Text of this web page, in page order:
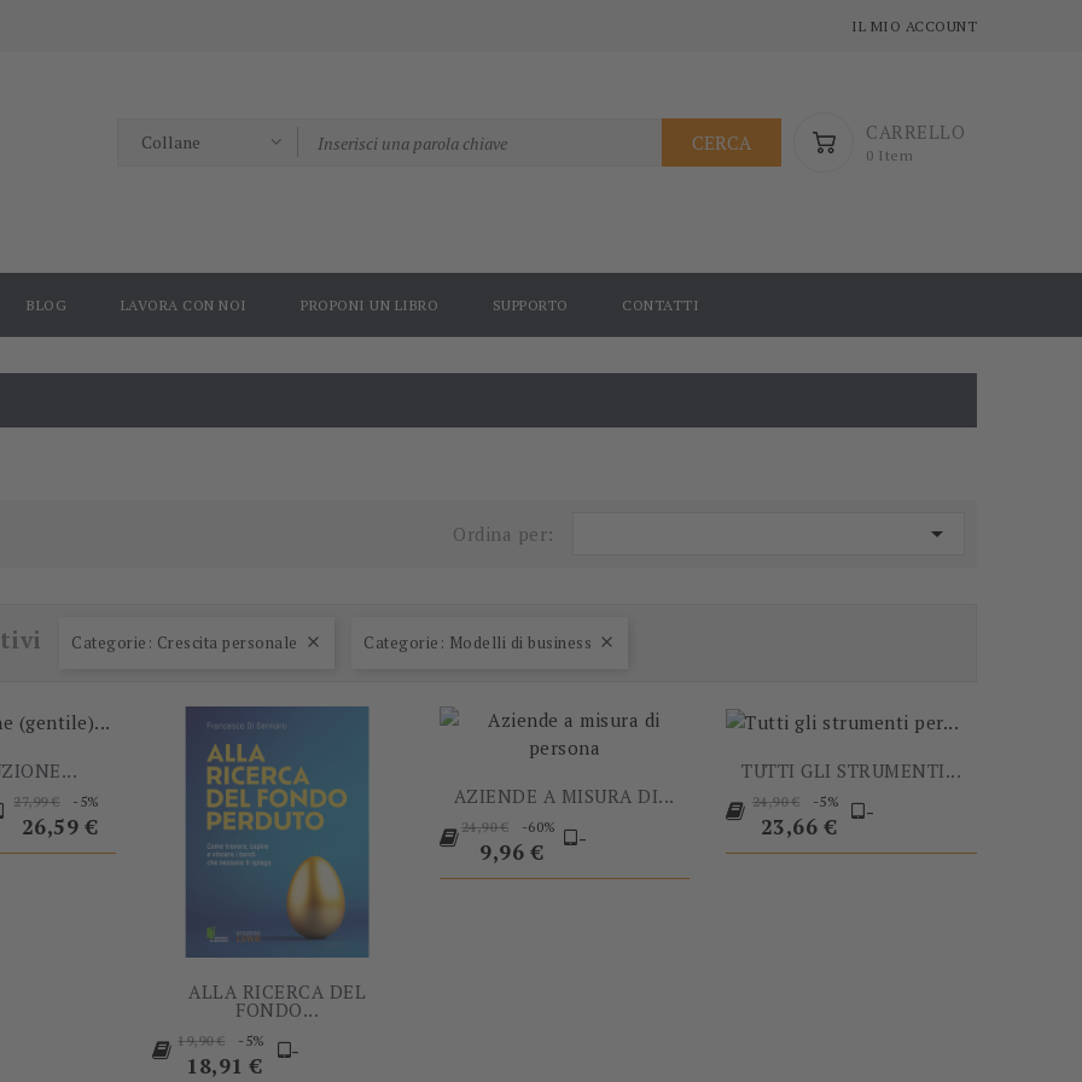
IL MIO ACCOUNT
CARRELLO
0 Item
CERCA
BLOG LAVORA CON NOI PROPONI UN LIBRO SUPPORTO CONTATTI
Ordina per: 
Categorie: Crescita personale  Categorie: Modelli di business 
Prezzo
base
27,99 € -5%
26,59 €
ALLA RICERCA DEL
FONDO...
Prezzo
base
19,90 € -5%
Prezzo
18,91 €
-
AZIENDE A MISURA DI...
Prezzo
base
24,90 € -60%
Prezzo
9,96 € -
TUTTI GLI STRUMENTI...
Prezzo
base
24,90 € -5%
Prezzo
23,66 €
-